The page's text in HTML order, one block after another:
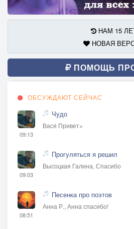
НАМ 15
НОВАЯ
ПОМОЩЬ
ОБСУЖДАЮТ СЕЙЧАС
09:13
Чудо
Вася Привет+
09:03
Прогуляться я решил
Высоцкая Галина, Спасибо
08:51
Песенка про поэтов
Анна Р., Анна спасибо!